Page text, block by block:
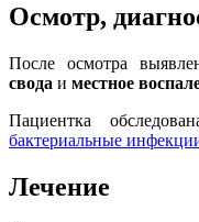
Осмотр,
После осмотра
свода и местное
Пациентка
бактериальные
Лечение